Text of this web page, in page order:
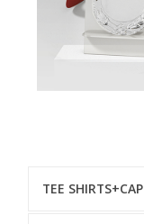
TEE SHIRTS+CAP